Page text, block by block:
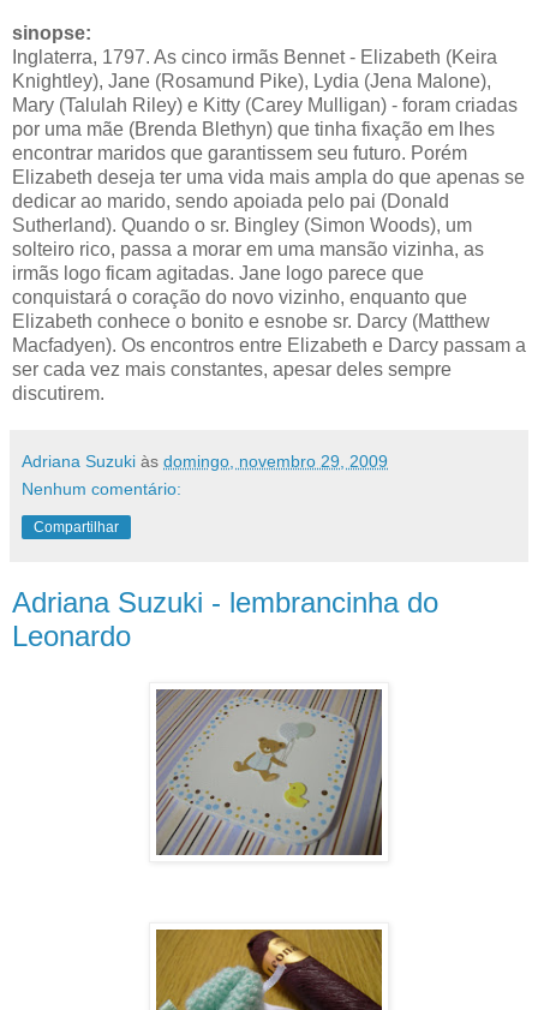
sinopse:
Inglaterra, 1797. As cinco irmãs Bennet - Elizabeth (Keira
Knightley), Jane (Rosamund Pike), Lydia (Jena Malone),
Mary (Talulah Riley) e Kitty (Carey Mulligan) - foram criadas
por uma mãe (Brenda Blethyn) que tinha fixação em lhes
encontrar maridos que garantissem seu futuro. Porém
Elizabeth deseja ter uma vida mais ampla do que apenas se
dedicar ao marido, sendo apoiada pelo pai (Donald
Sutherland). Quando o sr. Bingley (Simon Woods), um
solteiro rico, passa a morar em uma mansão vizinha, as
irmãs logo ficam agitadas. Jane logo parece que
conquistará o coração do novo vizinho, enquanto que
Elizabeth conhece o bonito e esnobe sr. Darcy (Matthew
Macfadyen). Os encontros entre Elizabeth e Darcy passam a
ser cada vez mais constantes, apesar deles sempre
discutirem.
Adriana Suzuki às domingo, novembro 29, 2009
Nenhum comentário:
Compartilhar
Adriana Suzuki - lembrancinha do
Leonardo